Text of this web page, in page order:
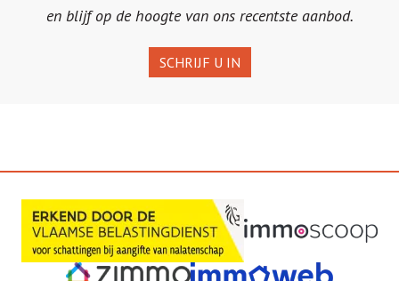
en blijf op de hoogte van ons recentste aanbod.
SCHRIJF U IN